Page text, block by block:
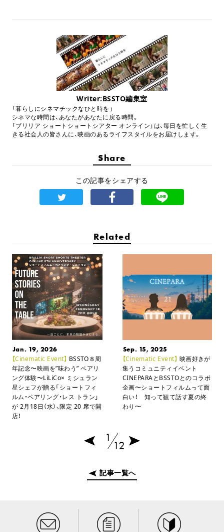
Writer:BSSTO編集室
「暮らしにシネマチックなひと時を」
シネマな時間は、あなたがあなたに戻る時間。
「ブリリア ショートショートシアター オンライン」は、毎日を忙しく生
きる社会人の皆さんに、映画のあるライフスタイルをお届けします。
Share
この記事をシェアする
Related
Jan. 19, 2026
【Cinematic Event】 BSSTO８周
年記念〜映画を”味わう” ペアリ
ング体験〜LiLiCo× ミシュラン
星シェフが贈る「ショートフィ
ルム・ペアリング・レス トラン」
が 2月18日（水）、限定 20 席で開
店！
Sep. 15, 2025
【Cinematic Event】 映画好きが
集うコミュニティイベント
CINEPARAとBSSTOとのコラボ
企画〜ショートフィルムって面
白い！ 知って観て話す夏の終
わり〜
1
12
記事一覧へ